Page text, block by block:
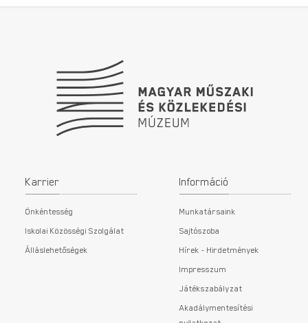
Karrier
Önkéntesség
Iskolai Közösségi Szolgálat
Álláslehetőségek
Információ
Munkatársaink
Sajtószoba
Hírek - Hirdetmények
Impresszum
Játékszabályzat
Akadálymentesítési